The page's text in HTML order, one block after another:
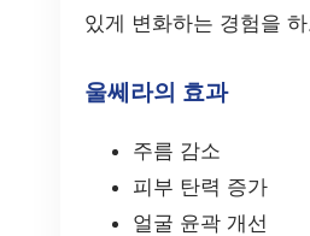
있게 변화하는 경험을
울쎄라의 효과
주름 감소
피부 탄력 증가
얼굴 윤곽 개선